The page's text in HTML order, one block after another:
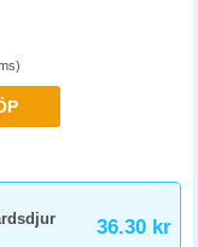
36.30 kr